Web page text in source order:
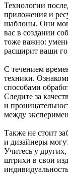
Технологии
приложения и
шаблоны. Они
вас в создании
тоже важно:
расширит ваши
С течением
техники.
способами
Следите за
и
между
Также не стоит
и дизайнеры
Учитесь у других,
штрихи в свои